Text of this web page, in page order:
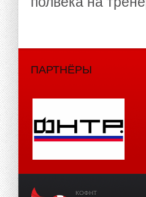
ПАРТНЁРЫ
КОФНТ